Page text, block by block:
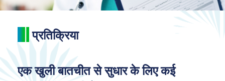
प्रतिक्रिया
एक खुली बातचीत से सुधार के लिए कई